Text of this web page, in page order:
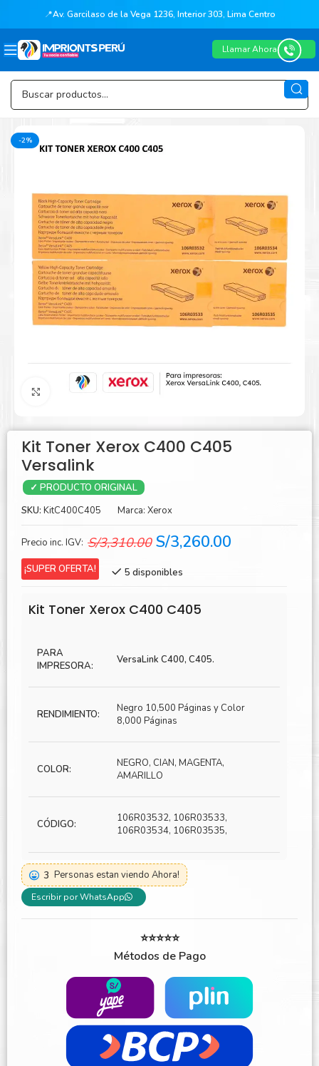
📍Av. Garcilaso de la Vega 1236, Interior 303, Lima Centro
Llamar Ahora
-2%
Agrandar
Kit Toner Xerox C400 C405
Versalink
✓ PRODUCTO ORIGINAL
SKU: KitC400C405 Marca: Xerox
Precio inc. IGV: S/3,310.00 El
original
S/3,310.00.
S/3,260.00
¡SUPER OFERTA! 5 disponibles
Kit Toner Xerox C400 C405
PARA
IMPRESORA:
VersaLink C400, C405.
RENDIMIENTO:
Negro 10,500 Páginas y Color
8,000 Páginas
COLOR:
NEGRO, CIAN, MAGENTA,
AMARILLO
CÓDIGO:
106R03532, 106R03533,
106R03534, 106R03535,
3 Personas estan viendo Ahora!
Escribir por WhatsApp
⭐⭐⭐⭐⭐
Métodos de Pago